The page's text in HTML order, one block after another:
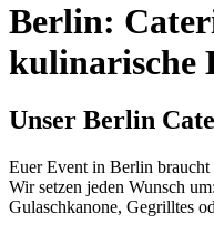
Berlin:
kulinarische
Unser Berlin
Euer Event in Berlin braucht
Wir setzen jeden Wunsch
Gulaschkanone, Gegrilltes